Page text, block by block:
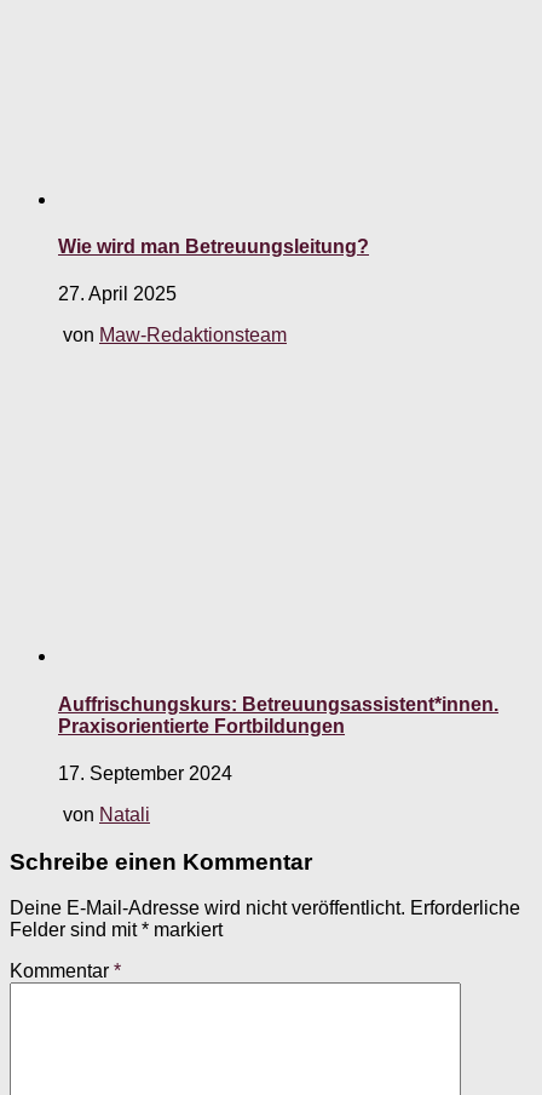
Wie wird man Betreuungsleitung?
27. April 2025
von Maw-Redaktionsteam
Auffrischungskurs: Betreuungsassistent*innen.
Praxisorientierte Fortbildungen
17. September 2024
von Natali
Schreibe einen Kommentar
Deine E-Mail-Adresse wird nicht veröffentlicht. Erforderliche
Felder sind mit* markiert
Kommentar *